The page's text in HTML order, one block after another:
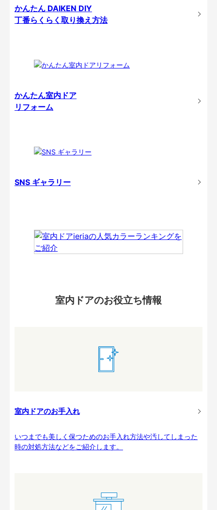
かんたん DAIKEN DIY
丁番らくらく取り換え方法
かんたん室内ドア
リフォーム
SNS ギャラリー
室内ドアのお役立ち情報
室内ドアのお手入れ
いつまでも美しく保つためのお手入れ方法や汚してしまった
時の対処方法などをご紹介します。